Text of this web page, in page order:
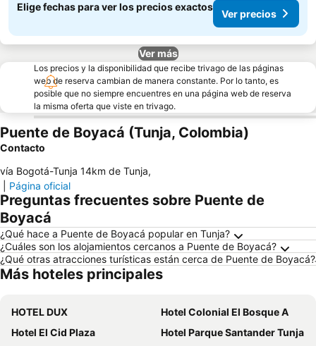
Elige fechas para ver los precios exactos
Ver precios
Ver más
Los precios y la disponibilidad que recibe trivago de las páginas
web de reserva cambian de manera constante. Por lo tanto, es
posible que no siempre encuentres en una página web de reserva
la misma oferta que viste en trivago.
Puente de Boyacá (Tunja, Colombia)
Contacto
vía Bogotá-Tunja 14km de Tunja,
Página oficial
Preguntas frecuentes sobre Puente de
Boyacá
¿Qué hace a Puente de Boyacá popular en Tunja?
¿Cuáles son los alojamientos cercanos a Puente de Boyacá?
¿Qué otras atracciones turísticas están cerca de Puente de Boyacá?
Más hoteles principales
HOTEL DUX
Hotel Colonial El Bosque A
Hotel El Cid Plaza
Hotel Parque Santander Tunja